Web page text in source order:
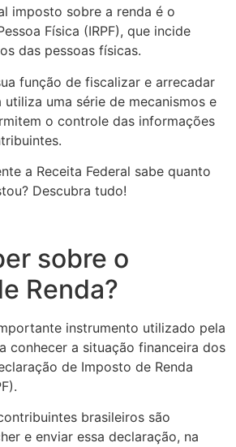
imposto sobre a renda é o
Física (IRPF), que incide
das pessoas físicas.
função de fiscalizar e arrecadar
utiliza uma série de mecanismos e
o controle das informações
a Receita Federal sabe quanto
Descubra tudo!
sobre o
Renda?
instrumento utilizado pela
conhecer a situação financeira dos
de Imposto de Renda
brasileiros são
e enviar essa declaração, na